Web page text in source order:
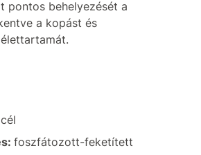
pontos behelyezését a
a kopást és
foszfátozott-feketített